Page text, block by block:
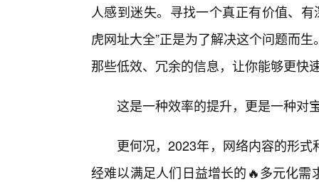
人感到迷失。寻找一个真正有价值、
虎网址大全”正是为了解决这个问题而
那些低效、冗余的信息，让你能够更快
这是一种效率的提升，更是一种对
更何况，2023年，网络内容的形
经难以满足人们日益增长的🔥多元化